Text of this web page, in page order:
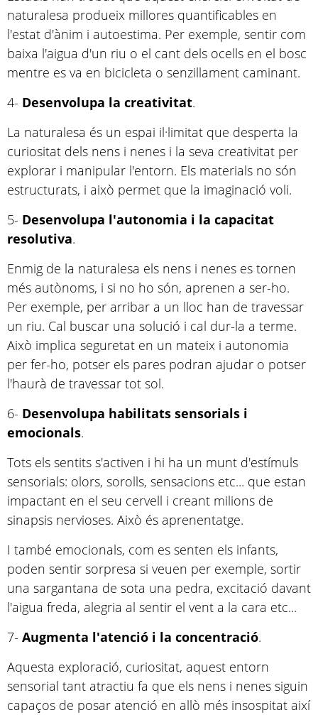
naturalesa produeix millores quantificables en
l'estat d'ànim i autoestima. Per exemple, sentir com
baixa l'aigua d'un riu o el cant dels ocells en el bosc
mentre es va en bicicleta o senzillament caminant.
4- Desenvolupa la creativitat.
La naturalesa és un espai il·limitat que desperta la
curiositat dels nens i nenes i la seva creativitat per
explorar i manipular l'entorn. Els materials no són
estructurats, i això permet que la imaginació voli.
5- Desenvolupa l'autonomia i la capacitat
resolutiva.
Enmig de la naturalesa els nens i nenes es tornen
més autònoms, i si no ho són, aprenen a ser-ho.
Per exemple, per arribar a un lloc han de travessar
un riu. Cal buscar una solució i cal dur-la a terme.
Això implica seguretat en un mateix i autonomia
per fer-ho, potser els pares podran ajudar o potser
l'haurà de travessar tot sol.
6- Desenvolupa habilitats sensorials i
emocionals.
Tots els sentits s'activen i hi ha un munt d'estímuls
sensorials: olors, sorolls, sensacions etc... que estan
impactant en el seu cervell i creant milions de
sinapsis nervioses. Això és aprenentatge.
I també emocionals, com es senten els infants,
poden sentir sorpresa si veuen per exemple, sortir
una sargantana de sota una pedra, excitació davant
l'aigua freda, alegria al sentir el vent a la cara etc...
7- Augmenta l'atenció i la concentració.
Aquesta exploració, curiositat, aquest entorn
sensorial tant atractiu fa que els nens i nenes siguin
capaços de posar atenció en allò més insospitat així